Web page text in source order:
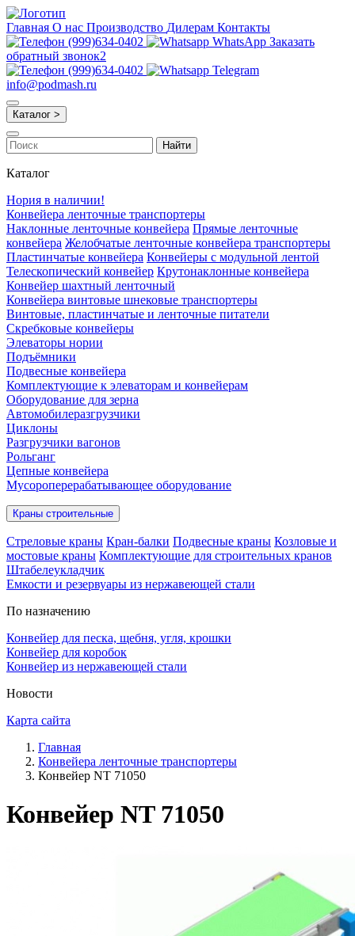
Главная О нас Производство Дилерам Контакты
(999)634-0402
WhatsApp Заказать
обратный звонок2
(999)634-0402
Telegram
info@podmash.ru
Каталог >
Найти
Каталог
Нория в наличии!
Конвейера ленточные транспортеры
Наклонные ленточные конвейера Прямые ленточные
конвейера Желобчатые ленточные конвейера транспортеры
Пластинчатые конвейера Конвейеры с модульной лентой
Телескопический конвейер Крутонаклонные конвейера
Конвейер шахтный ленточный
Конвейера винтовые шнековые транспортеры
Винтовые, пластинчатые и ленточные питатели
Скребковые конвейеры
Элеваторы нории
Подъёмники
Подвесные конвейера
Комплектующие к элеваторам и конвейерам
Оборудование для зерна
Автомобилеразгрузчики
Циклоны
Разгрузчики вагонов
Рольганг
Цепные конвейера
Мусороперерабатывающее оборудование
Краны строительные
Стреловые краны Кран-балки Подвесные краны Козловые и
мостовые краны Комплектующие для строительных кранов
Штабелеукладчик
Емкости и резервуары из нержавеющей стали
По назначению
Конвейер для песка, щебня, угля, крошки
Конвейер для коробок
Конвейер из нержавеющей стали
Новости
Карта сайта
Главная
Конвейера ленточные транспортеры
Конвейер NT 71050
Конвейер NT 71050